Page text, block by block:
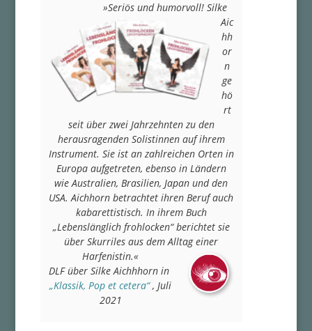
»Seriös und humorvoll! Silke
Aic
hh
or
n
ge
hö
rt
seit über zwei Jahrzehnten zu den
herausragenden Solistinnen auf ihrem
Instrument. Sie ist an zahlreichen Orten in
Europa aufgetreten, ebenso in Ländern
wie Australien, Brasilien, Japan und den
USA. Aichhorn betrachtet ihren Beruf auch
kabarettistisch. In ihrem Buch
„Lebenslänglich frohlocken“ berichtet sie
über Skurriles aus dem Alltag einer
Harfenistin.«
DLF über Silke Aichhhorn in
„Klassik, Pop et cetera“, Juli
2021